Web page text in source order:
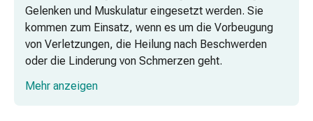
und
Mundentzündungen
Haar-
Medikamente
Haarausfallpräparate
Gelenken und Muskulatur eingesetzt werden. Sie
kommen zum Einsatz, wenn es um die Vorbeugung
von Verletzungen, die Heilung nach Beschwerden
oder die Linderung von Schmerzen geht.
Mehr anzeigen